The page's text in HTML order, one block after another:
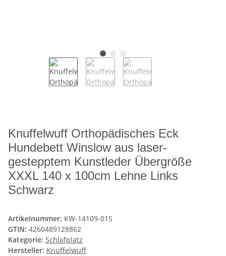
Knuffelwuff Orthopädisches Eck
Hundebett Winslow aus laser-
gestepptem Kunstleder Übergröße
XXXL 140 x 100cm Lehne Links
Schwarz
Artikelnummer: KW-14109-015
GTIN: 4260489128862
Kategorie: Schlafplatz
Hersteller: Knuffelwuff